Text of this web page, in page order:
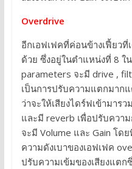
Overdrive
อีกเอฟเฟคที่ค่อนข้างเฟี้ยว
ด้วย ซึ่งอยู่ในตำแหน่งที่ 8 ใ
parameters จะมี drive ,
เป็นการปรับความแตกมาก
ว่าจะให้เสียงไดร์ฟเข้ามาร
และมี reverb เพื่อปรับความ
จะมี Volume และ Gain โด
ความดังเบาของเอฟเฟค
ปรับความเข้มของเสียงแต